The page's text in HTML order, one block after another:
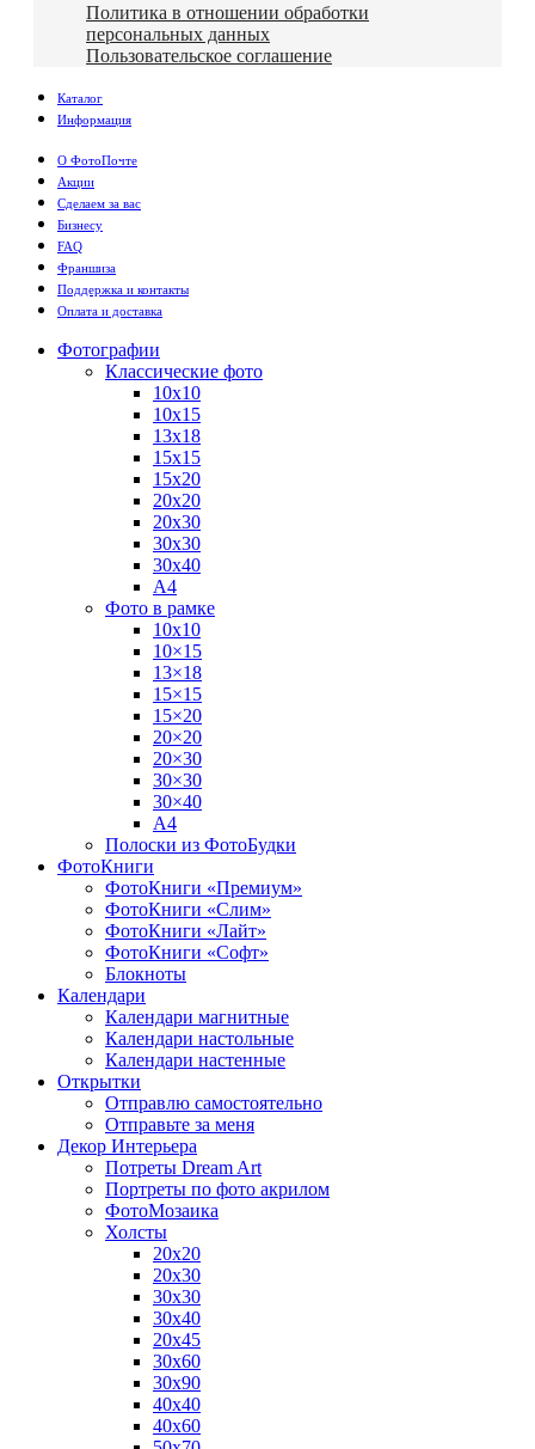
Политика в отношении обработки
персональных данных
Пользовательское соглашение
Каталог
Информация
О ФотоПочте
Акции
Сделаем за вас
Бизнесу
FAQ
Франшиза
Поддержка и контакты
Оплата и доставка
Фотографии
Классические фото
10х10
10х15
13х18
15х15
15х20
20х20
20х30
30х30
30х40
А4
Фото в рамке
10х10
10×15
13×18
15×15
15×20
20×20
20×30
30×30
30×40
A4
Полоски из ФотоБудки
ФотоКниги
ФотоКниги «Премиум»
ФотоКниги «Слим»
ФотоКниги «Лайт»
ФотоКниги «Софт»
Блокноты
Календари
Календари магнитные
Календари настольные
Календари настенные
Открытки
Отправлю самостоятельно
Отправьте за меня
Декор Интерьера
Потреты Dream Art
Портреты по фото акрилом
ФотоМозаика
Холсты
20х20
20х30
30х30
30х40
20х45
30х60
30х90
40х40
40х60